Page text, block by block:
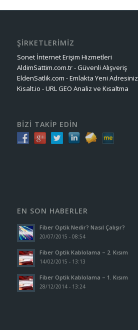
ŞİRKETLERİMİZ
Sonet İnternet Erişim Hizmetleri
AldimSattim.com.tr - Güvenli Alışveriş
EldenSatlik.com - Emlakta Yeni Adresiniz
Kisalt.io - URL GEO Analiz ve Kısaltma
BİZİ TAKİP EDİN
EN SON HABERLER
Fiber Optik Nedir? Nasıl Çalışır?
20/07/2015 - 08:54
Fiber Optik Kablolama – 2. Kısım
14/02/2015 - 13:13
Fiber Optik Kablolama – 1. Kısım
28/12/2014 - 13:24